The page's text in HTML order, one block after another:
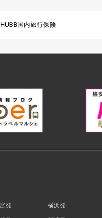
国内旅行保険
発 横浜発